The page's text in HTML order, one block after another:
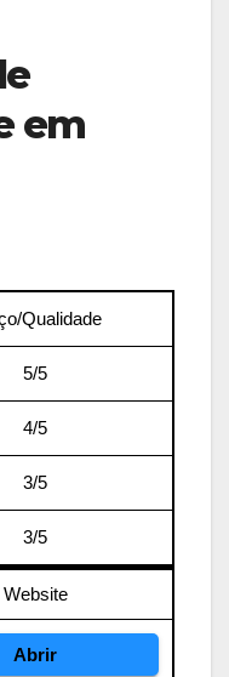
em
Qualidade
5/5
4/5
3/5
3/5
Website
Abrir